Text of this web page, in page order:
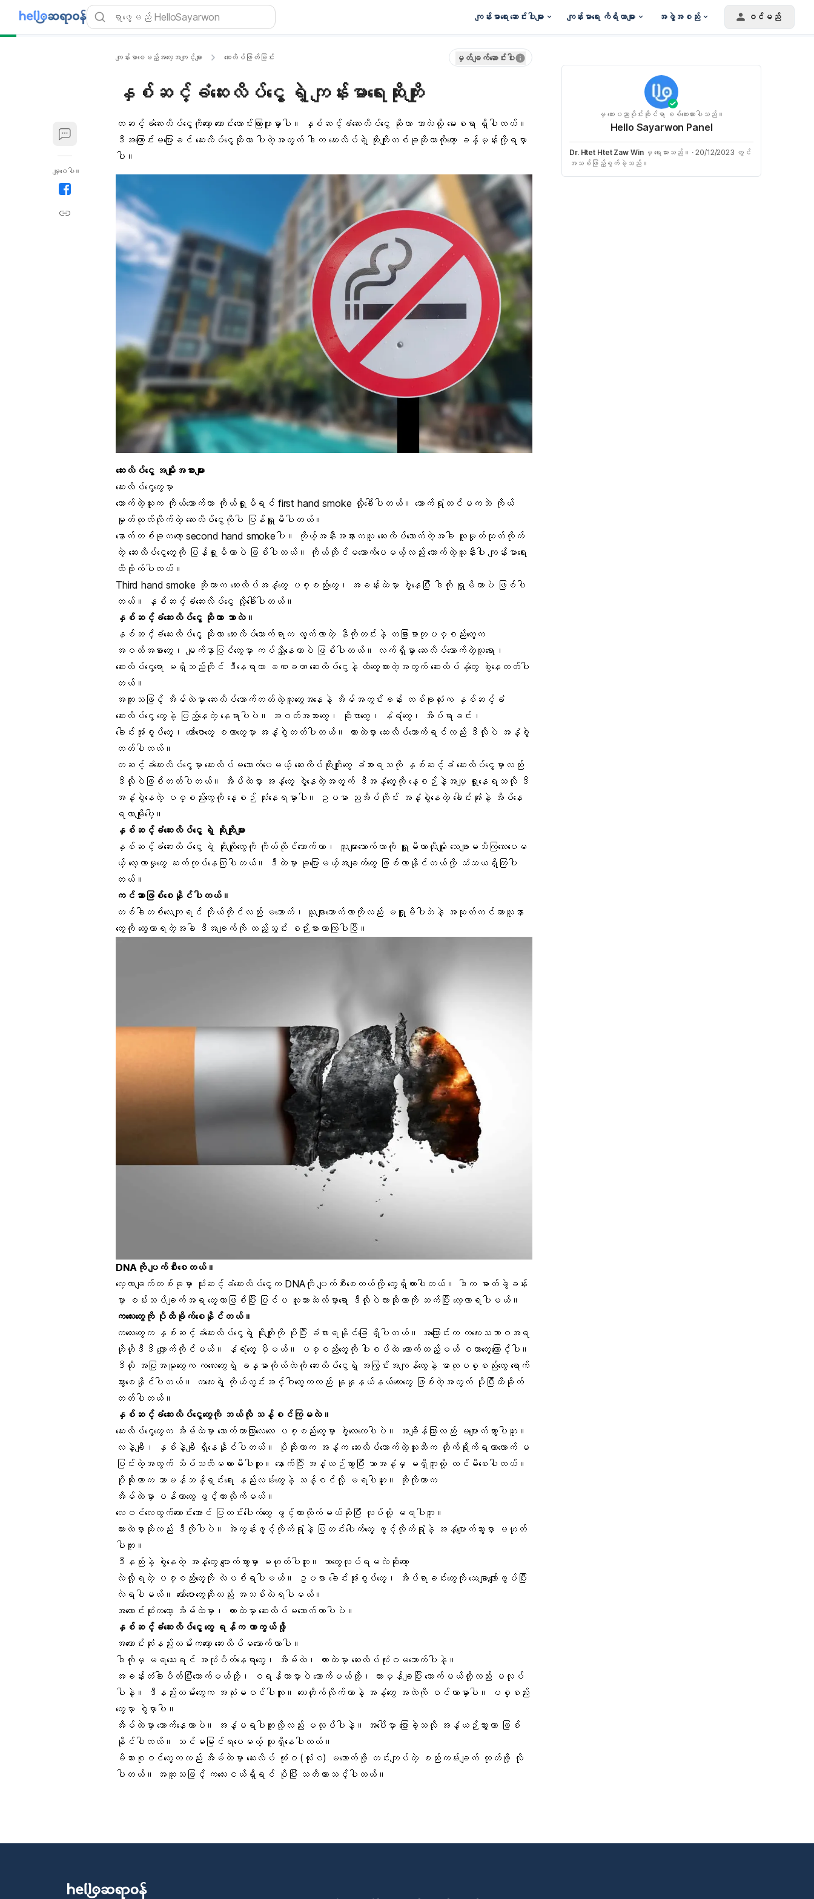
ကျန်းမာရေး ဆောင်းပါးများ ကျန်းမာရေး ကိရိယာများ အဖွဲ့အစည်း ဝင်မည်
မျှဝေပါ။
ကျန်းမာစေမည့်အလေ့အကျင့်များ ဆေးလိပ်ဖြတ်ခြင်း မှတ်ချက်ဆောင်းပါး
နှစ်ဆင့်ခံဆေးလိပ်ငွေ့ ရဲ့ ကျန်းမာရေးဆိုးကျိုး
တဆင့်ခံဆေးလိပ်ငွေ့ကိုတော့ ကောင်းကောင်းကြားဖူးမှာပါ။ နှစ်ဆင့်ခံဆေးလိပ်ငွေ့ ဆိုတာ ဘာလဲလို့ မေးစရာ ရှိပါတယ်။
ဒီအကြောင်းမပြောခင် ဆေးလိပ်ငွေ့ဆိုတာ ပါတဲ့အတွက် ဒါက ဆေးလိပ် ရဲ့ ဆိုးကျိုးတစ်ခုဆိုတာကိုတော့ ခန့်မှန်းလို့ရမှာ
ပါ။
ဆေးလိပ်ငွေ့ အမျိုးအစားများ
ဆေးလိပ်ငွေ့တွေမှာ
သောက်တဲ့သူက ကိုယ်သောက်တာ ကိုယ်ရှူမိရင် first hand smoke လို့ခေါ်ပါတယ်။ သောက်ရုံတင်မကဘဲ ကိုယ်
မှုတ်ထုတ်လိုက်တဲ့ ဆေးလိပ်ငွေ့ကိုပါ ပြန်ရှူမိပါတယ်။
နောက်တစ်ခုကတော့second hand smoke ပါ။ ကိုယ့်အနီးအနားကလူ ဆေးလိပ်သောက်တဲ့အခါ သူမှုတ်ထုတ်လိုက်
တဲ့ ဆေးလိပ်ငွေ့တွေကို ပြန်ရှူမိတာပဲ ဖြစ်ပါတယ်။ ကိုယ်တိုင်မသောက်ပေမယ့်လည်း သောက်တဲ့သူနီးပါး ကျန်းမာရေး
ထိခိုက်ပါတယ်။
Third hand smoke ဆိုတာက ဆေးလိပ်အနံ့တွေ ပစ္စည်းတွေ၊ အခန်းထဲမှာ စွဲနေပြီး ဒါကို ရှူမိတာပဲ ဖြစ်ပါ
တယ်။ နှစ်ဆင့်ခံဆေးလိပ်ငွေ့ လို့ခေါ်ပါတယ်။
နှစ်ဆင့်ခံဆေးလိပ်ငွေ့ ဆိုတာ ဘာလဲ။
နှစ်ဆင့်ခံဆေးလိပ်ငွေ့ ဆိုတာ ဆေးလိပ်သောက်ရာက ထွက်လာတဲ့ နီကိုတင်း နဲ့ တခြားဓာတုပစ္စည်းတွေက
အဝတ်အစားတွေ၊ မျက်နှာပြင်တွေမှာ ကပ်ညှိနေတာပဲ ဖြစ်ပါတယ်။ လက်ရှိမှာ ဆေးလိပ်သောက်တဲ့သူရော၊
ဆေးလိပ်ငွေ့ရော မရှိသည့်တိုင် ဒီနေရာဟာ ခဏခဏ ဆေးလိပ်ငွေ့နဲ့ ထိတွေ့ထားတဲ့အတွက် ဆေးလိပ်နံ့တွေ စွဲနေတတ်ပါ
တယ်။
အထူးသဖြင့် အိမ်ထဲမှာ ဆေးလိပ်သောက်တတ်တဲ့သူတွေအနေနဲ့ အိမ်အတွင်းခန်း တစ်ခုလုံးက နှစ်ဆင့်ခံ
ဆေးလိပ်ငွေ့ တွေနဲ့ ပြည့်နေတဲ့ နေရာပါပဲ။ အဝတ်အစားတွေ၊ ဆိုဖာတွေ၊ နံရံတွေ၊ အိပ်ရာခင်း၊
ခေါင်းအုံးစွပ်တွေ၊ ကော်ဇောတွေ စတာတွေမှာ အနံ့စွဲတတ်ပါတယ်။ ကားထဲမှာ ဆေးလိပ်သောက် ရင်လည်း ဒီလိုပဲ အနံ့စွဲ
တတ်ပါတယ်။
တဆင့်ခံဆေးလိပ်ငွေ့မှာ ဆေးလိပ်မသောက်ပေမယ့် ဆေးလိပ်ဆိုးကျိုးတွေ ခံစားရသလို နှစ်ဆင့်ခံ ဆေးလိပ်ငွေ့မှာလည်း
ဒီလိုပဲဖြစ်တတ်ပါတယ်။ အိမ်ထဲမှာ အနံ့တွေ စွဲနေတဲ့အတွက် ဒီအနံ့တွေကို နေ့စဉ်နဲ့အမျှ ရှူနေရသလို ဒီ
အနံ့စွဲနေတဲ့ ပစ္စည်းတွေကို နေ့စဉ် သုံးနေရမှာပါ။ ဥပမာ ညအိပ်တိုင်း အနံ့စွဲနေတဲ့ ခေါင်းအုံးနဲ့ အိပ်နေ
ရတာမျိုးပေါ့။
နှစ်ဆင့်ခံဆေးလိပ်ငွေ့ ရဲ့ ဆိုးကျိုးများ
နှစ်ဆင့်ခံဆေးလိပ်ငွေ့ ရဲ့ ဆိုးကျိုးတွေကို ကိုယ်တိုင်သောက်တာ၊ သူများသောက်တာကို ရှူမိတာလိုမျိုး သေချာမသိကြသေးပေမ
ယ့် လေ့လာမှုတွေ ဆက်လုပ်နေကြပါတယ်။ ဒီထဲမှာ ခုပြောမယ့်အချက်တွေ ဖြစ်လာနိုင်တယ်လို့ သံသယရှိကြပါ
တယ်။
ကင်ဆာဖြစ်စေနိုင်ပါတယ်။
တစ်ခါတစ်လေကျရင် ကိုယ်တိုင်လည်း မသောက်၊ သူများသောက်တာကိုလည်း မရှူမိပါဘဲနဲ့ အဆုတ်ကင်ဆာလူနာ
တွေကို တွေ့လာရတဲ့အခါ ဒီအချက်ကို ထည့်သွင်း စဉ်းစားလာကြပါပြီ။
DNAကို ပျက်စီးစေတယ်။
လေ့လာချက်တစ်ခု မှာ သုံးဆင့်ခံဆေးလိပ်ငွေ့က DNAကို ပျက်စီးစေတယ်လို့ တွေ့ရှိထားပါတယ်။ ဒါက ဓာတ်ခွဲခန်း
မှာ စမ်းသပ်ချက်အရ တွေ့တာဖြစ်ပြီး ပြင်ပ လူသားဆဲလ်မှာရော ဒီလိုပဲလားဆိုတာကို ဆက်ပြီး လေ့လာရပါမယ်။
ကလေးတွေကို ပိုထိခိုက်စေနိုင်တယ်။
ကလေးတွေက နှစ်ဆင့်ခံဆေးလိပ်ငွေ့ရဲ့ ဆိုးကျိုးကို ပိုပြီး ခံစားရနိုင်ခြေ ရှိပါတယ်။ အကြောင်းက ကလေးသဘာဝအရ
ဟိုဟိုဒီဒီ လျှောက်ကိုင်မယ်။ နံရံတွေ မှီမယ်။ ပစ္စည်းတွေကို ပါးစပ်ထဲ ကောက်ထည့်မယ် စတာတွေကြောင့်ပါ။
ဒီလို အပြုအမူတွေက ကလေးတွေရဲ့ ခန္ဓာကိုယ်ထဲကို ဆေးလိပ်ငွေ့ရဲ့ အကြွင်းအကျန်တွေနဲ့ ဓာတုပစ္စည်းတွေ ရောက်
သွားစေနိုင်ပါတယ်။ ကလေးရဲ့ ကိုယ်တွင်းအင်္ဂါတွေကလည်း နုနုနယ်နယ်လေးတွေ ဖြစ်တဲ့အတွက် ပိုပြီးထိခိုက်
တတ်ပါတယ်။
နှစ်ဆင့်ခံဆေးလိပ်ငွေ့တွေကို ဘယ်လို သန့်စင်ကြမလဲ။
ဆေးလိပ်ငွေ့တွေက အိမ်ထဲမှာ သောက်တာကြာလေလေ ပစ္စည်းတွေမှာ စွဲလေလေပါပဲ။ အချိန်ကြာလည်း မပျောက်သွားပါဘူး။
လနဲ့ချီ၊ နှစ်နဲ့ချီ ရှိနေနိုင်ပါတယ်။ ပိုဆိုးတာက အနံ့က ဆေးလိပ်သောက်တဲ့သူဆီက တိုက်ရိုက်ရတာလောက် မ
ပြင်းတဲ့အတွက် သိပ်သတိမထားမိပါဘူး။ နောက်ပြီး အနံ့ယဉ်သွားပြီး ဘာအနံ့မှ မရှိဘူးလို့ ထင်မိစေပါတယ်။
ပိုဆိုးတာက သာမန်သန့်ရှင်းရေး နည်းလမ်းတွေနဲ့ သန့်စင်လို့ မရပါဘူး။ ဆိုလိုတာက
အိမ်ထဲမှာ ပန်ကာတွေ ဖွင့်ထားလိုက်မယ်။
လေဝင်လေထွက်ကောင်းအောင် ပြတင်းပေါက်တွေ ဖွင့်ထားလိုက်မယ်ဆိုပြီး လုပ်လို့ မရပါဘူး။
ကားထဲမှာဆိုလည်း ဒီလိုပါပဲ။ အဲကွန်းဖွင့်လိုက်ရုံနဲ့ ပြတင်းပေါက်တွေ ဖွင့်လိုက်ရုံနဲ့ အနံ့ပျောက်သွားမှာ မဟုတ်
ပါဘူး။
ဒီနည်းနဲ့ စွဲနေတဲ့ အနံ့တွေ ပျောက်သွားမှာ မဟုတ်ပါဘူး။ ဘာတွေလုပ်ရမလဲဆိုတော့
လဲလို့ရတဲ့ ပစ္စည်းတွေကို လဲပစ်ရပါမယ်။ ဥပမာ ခေါင်းအုံးစွပ်တွေ၊ အိပ်ရာခင်းတွေကို သေချာလျော်ဖွပ်ပြီး
လဲရပါမယ်။ ကော်ဇောတွေဆိုလည်း အသစ်လဲရပါမယ်။
အကောင်းဆုံးကတော့ အိမ်ထဲမှာ၊ ကားထဲမှာ ဆေးလိပ်မသောက်တာပါပဲ။
နှစ်ဆင့်ခံဆေးလိပ်ငွေ့ တွေ ရန်က ကာကွယ်ဖို့
အကောင်းဆုံးနည်းလမ်းကတော့ ဆေးလိပ်မသောက် တာပါ။
ဒါကိုမှ မရသေးရင် အလုံပိတ်နေရာတွေ၊ အိမ်ထဲ၊ ကားထဲမှာ ဆေးလိပ်လုံးဝမသောက်ပါနဲ့။
အခန်းတံခါးပိတ်ပြီးသောက်မယ်တို့၊ ဝရန်တာမှာပဲ သောက်မယ်တို့၊ ကားမှန်ချပြီး သောက်မယ်တို့လည်း မလုပ်
ပါနဲ့။ ဒီနည်းလမ်းတွေက အသုံးမဝင်ပါဘူး။ လေတိုက်လိုက်တာနဲ့ အနံ့တွေ အထဲကို ဝင်လာမှာပါ။ ပစ္စည်း
တွေမှာ စွဲမှာပါ။
အိမ်ထဲမှာ သောက်နေတာပဲ။ အနံ့မရပါဘူးလို့လည်း မလုပ်ပါနဲ့။ အပေါ်မှာ ပြောခဲ့သလို အနံ့ယဉ်သွားတာ ဖြစ်
နိုင်ပါတယ်။ သင်မမြင်ရပေမယ့် သူရှိနေပါတယ်။
မိသားစုဝင်တွေကလည်း အိမ်ထဲမှာ ဆေးလိပ် လုံးဝ (လုံးဝ) မသောက်ဖို့ တင်းကျပ်တဲ့ စည်းကမ်းချက် ထုတ်ဖို့ လို
ပါတယ်။ အထူသဖြင့် ကလေးငယ်ရှိရင် ပိုပြီး သတိထားသင့်ပါတယ်။
မှ ဆေးပညာပိုင်းဆိုင်ရာ စစ်ဆေးထားပါသည်။
Hello Sayarwon Panel
Dr. Htet Htet Zaw Winမှ ရေးသားသည်။ · 20/12/2023 တွင်
အသစ်ဖြည့်စွက်ခဲ့သည်။